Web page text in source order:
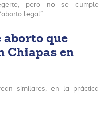
pero no se cumple
legal”.
que
Chiapas en
similares, en la práctica